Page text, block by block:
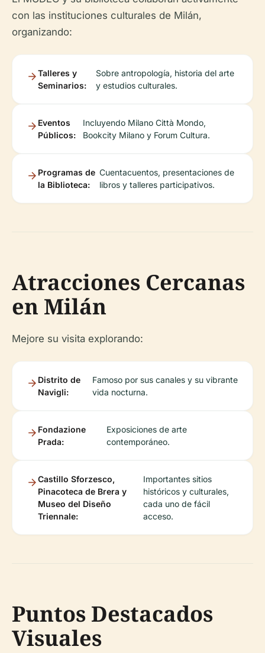
con las instituciones culturales de Milán,
organizando:
Talleres y
Seminarios:
Sobre antropología, historia del arte
y estudios culturales.
Eventos
Públicos:
Incluyendo Milano Città Mondo,
Bookcity Milano y Forum Cultura.
Programas de
la Biblioteca:
Cuentacuentos, presentaciones de
libros y talleres participativos.
Atracciones Cercanas
en Milán
Mejore su visita explorando:
Distrito de
Navigli:
Famoso por sus canales y su vibrante
vida nocturna.
Fondazione
Prada:
Exposiciones de arte
contemporáneo.
Castillo Sforzesco,
Pinacoteca de Brera y
Museo del Diseño
Triennale:
Importantes sitios
históricos y culturales,
cada uno de fácil
acceso.
Puntos Destacados
Visuales